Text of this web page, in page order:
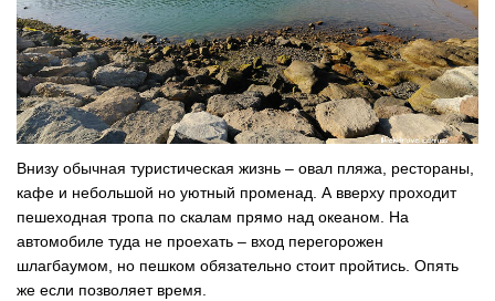
Внизу обычная туристическая жизнь – овал пляжа, рестораны,
кафе и небольшой но уютный променад. А вверху проходит
пешеходная тропа по скалам прямо над океаном. На
автомобиле туда не проехать – вход перегорожен
шлагбаумом, но пешком обязательно стоит пройтись. Опять
же если позволяет время.